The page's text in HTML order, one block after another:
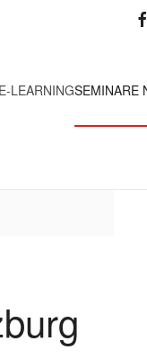
E-LEARNINGSEMINARE